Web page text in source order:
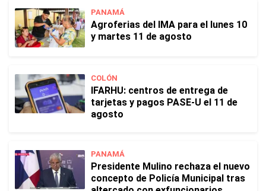
PANAMÁ
Agroferias del IMA para el lunes 10
y martes 11 de agosto
COLÓN
IFARHU: centros de entrega de
tarjetas y pagos PASE-U el 11 de
agosto
PANAMÁ
Presidente Mulino rechaza el nuevo
concepto de Policía Municipal tras